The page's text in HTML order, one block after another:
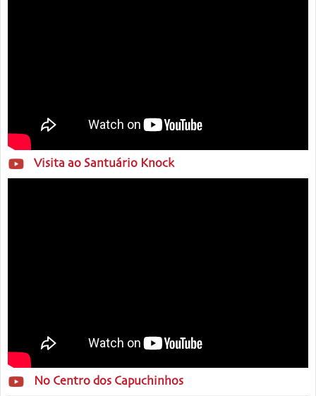
Visita ao Santuário Knock
No Centro dos Capuchinhos